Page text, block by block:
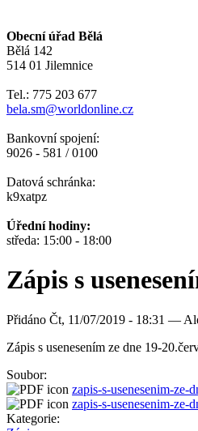
Obecní úřad Bělá
Bělá 142
514 01 Jilemnice
Tel.: 775 203 677
bela.sm@worldonline.cz
Bankovní spojení:
9026 - 581 / 0100
Datová schránka:
k9xatpz
Úřední hodiny:
středa: 15:00 - 18:00
Zápis s
Přidáno Čt, 11/07/2019 - 18:31 —
Zápis s usenesením ze dne 19-
Soubor:
zapis-s-usenesenim-ze-
zapis-s-usenesenim-ze-
Kategorie: